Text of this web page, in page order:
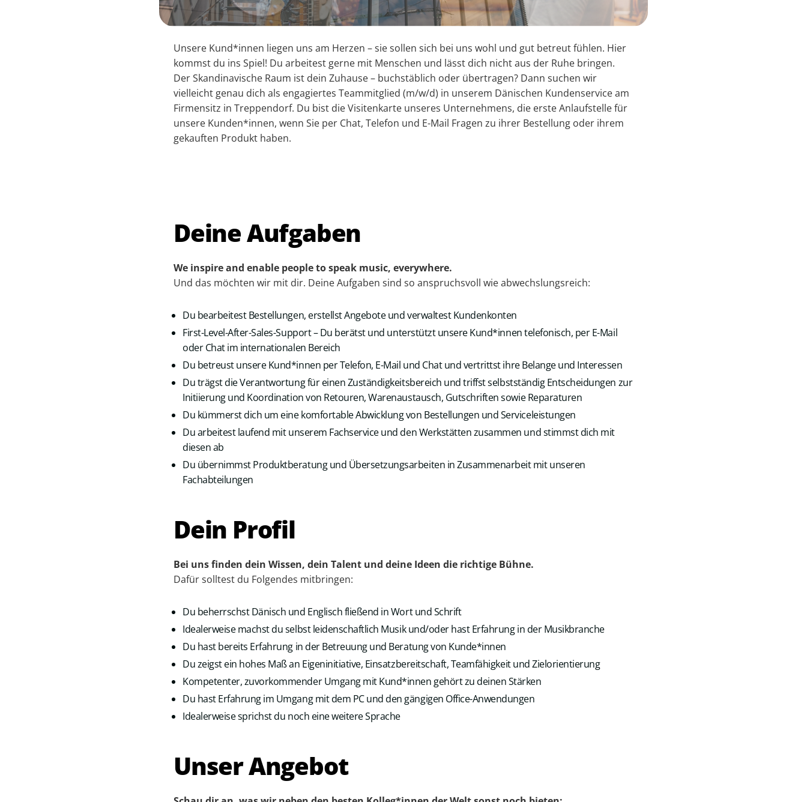
Unsere Kund*innen liegen uns am Herzen – sie sollen sich bei uns wohl und gut betreut fühlen. Hier
kommst du ins Spiel! Du arbeitest gerne mit Menschen und lässt dich nicht aus der Ruhe bringen.
Der Skandinavische Raum ist dein Zuhause – buchstäblich oder übertragen? Dann suchen wir
vielleicht genau dich als engagiertes Teammitglied (m/w/d) in unserem Dänischen Kundenservice am
Firmensitz in Treppendorf. Du bist die Visitenkarte unseres Unternehmens, die erste Anlaufstelle für
unsere Kunden*innen, wenn Sie per Chat, Telefon und E-Mail Fragen zu ihrer Bestellung oder ihrem
gekauften Produkt haben.
Deine Aufgaben
We inspire and enable people to speak music, everywhere.
Und das möchten wir mit dir. Deine Aufgaben sind so anspruchs­voll wie abwechs­lungsreich:
Du bearbeitest Bestellungen, erstellst Angebote und verwaltest Kundenkonten
First-Level-After-Sales-Support – Du berätst und unterstützt unsere Kund*innen telefonisch, per E-Mail
oder Chat im internationalen Bereich
Du betreust unsere Kund*innen per Telefon, E-Mail und Chat und vertrittst ihre Belange und Interessen
Du trägst die Verantwortung für einen Zuständigkeitsbereich und triffst selbstständig Entscheidungen zur
Initiierung und Koordination von Retouren, Warenaustausch, Gutschriften sowie Reparaturen
Du kümmerst dich um eine komfortable Abwicklung von Bestellungen und Serviceleistungen
Du arbeitest laufend mit unserem Fachservice und den Werkstätten zusammen und stimmst dich mit
diesen ab
Du übernimmst Produktberatung und Übersetzungsarbeiten in Zusammenarbeit mit unseren
Fachabteilungen
Dein Profil
Bei uns finden dein Wissen, dein Talent und deine Ideen die richtige Bühne.
Dafür solltest du Folgendes mitbringen:
Du beherrschst Dänisch und Englisch fließend in Wort und Schrift
Idealerweise machst du selbst leidenschaftlich Musik und/oder hast Erfahrung in der Musikbranche
Du hast bereits Erfahrung in der Betreuung und Beratung von Kunde*innen
Du zeigst ein hohes Maß an Eigeninitiative, Einsatzbereitschaft, Teamfähigkeit und Zielorientierung
Kompetenter, zuvorkommender Umgang mit Kund*innen gehört zu deinen Stärken
Du hast Erfahrung im Umgang mit dem PC und den gängigen Office-Anwendungen
Idealerweise sprichst du noch eine weitere Sprache
Unser Angebot